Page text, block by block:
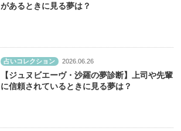
があるときに見る夢は？
占いコレクション 2026.06.26
【ジュヌビエーヴ・沙羅の夢診断】上司や先輩
に信頼されているときに見る夢は？